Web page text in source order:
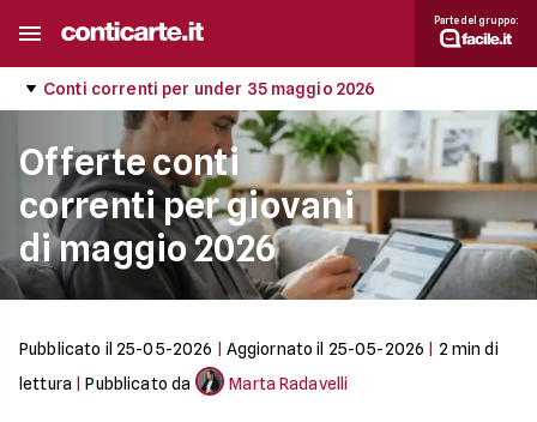
Parte del gruppo:
Conti correnti per under 35 maggio 2026
Offerte conti
correnti per giovani
di maggio 2026
Pubblicato il 25-05-2026 Aggiornato il 25-05-2026 2 min di
lettura |Pubblicato da Marta Radavelli